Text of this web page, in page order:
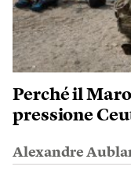
Perché il
pressione
Alexandre